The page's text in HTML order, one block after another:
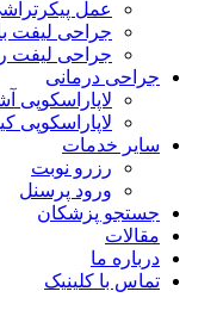
عمل
جراحی لیفت
جراحی لیفت
جراحی درمانی
لاپاراسکوپی
لاپاراسکوپی
سایر خدمات
رزرو نوبت
ورود پرسنل
جستجو پزشکان
مقالات
درباره ما
تماس با کلینیک